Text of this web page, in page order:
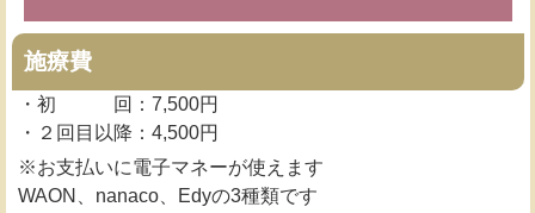
施療費
・初 回：7,500円
・２回目以降：4,500円
※お支払いに電子マネーが使えます
WAON、nanaco、Edyの3種類です